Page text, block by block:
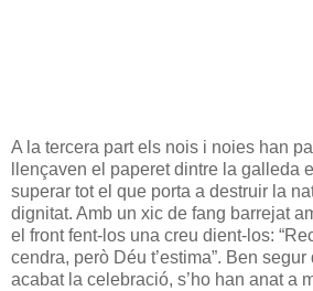
A la tercera part els nois i noies han
llençaven el paperet dintre la galleda
superar tot el que porta a destruir la
dignitat. Amb un xic de fang barrejat
el front fent-los una creu dient-los:
cendra, però Déu t’estima”. Ben
acabat la celebració, s’ho han anat a